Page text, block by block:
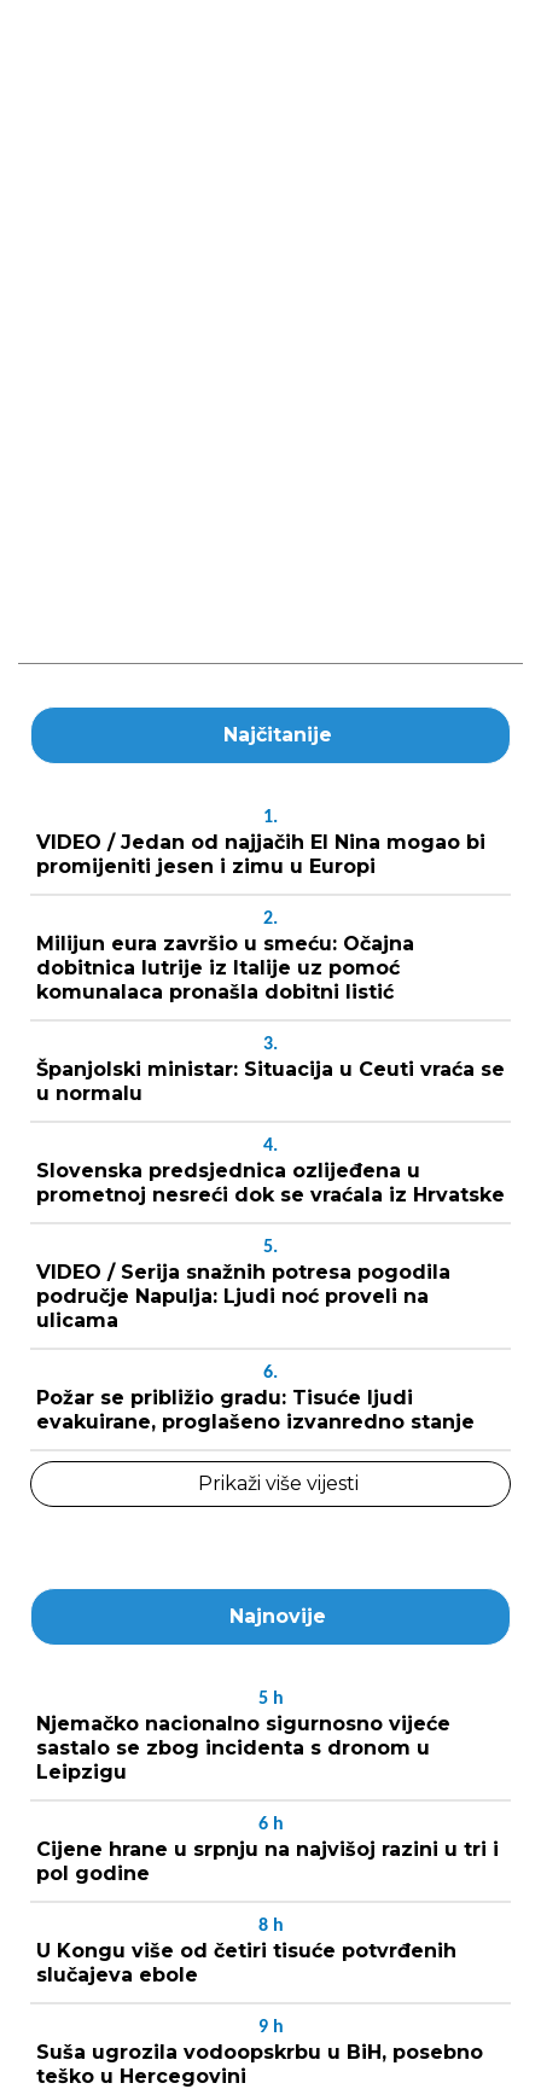
Najčitanije
1.
VIDEO / Jedan od najjačih El Nina mogao bi
promijeniti jesen i zimu u Europi
2.
Milijun eura završio u smeću: Očajna
dobitnica lutrije iz Italije uz pomoć
komunalaca pronašla dobitni listić
3.
Španjolski ministar: Situacija u Ceuti vraća se
u normalu
4.
Slovenska predsjednica ozlijeđena u
prometnoj nesreći dok se vraćala iz Hrvatske
5.
VIDEO / Serija snažnih potresa pogodila
područje Napulja: Ljudi noć proveli na
ulicama
6.
Požar se približio gradu: Tisuće ljudi
evakuirane, proglašeno izvanredno stanje
Prikaži više vijesti
Najnovije
5 h
Njemačko nacionalno sigurnosno vijeće
sastalo se zbog incidenta s dronom u
Leipzigu
6 h
Cijene hrane u srpnju na najvišoj razini u tri i
pol godine
8 h
U Kongu više od četiri tisuće potvrđenih
slučajeva ebole
9 h
Suša ugrozila vodoopskrbu u BiH, posebno
teško u Hercegovini